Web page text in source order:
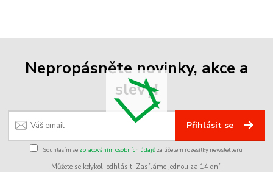
Nepropásněte novinky, akce a
slevy!
Přihlásit se
Souhlasím se zpracováním osobních údajůza účelem rozesílky newsletteru.
Můžete se kdykoli odhlásit. Zasíláme jednou za 14 dní.